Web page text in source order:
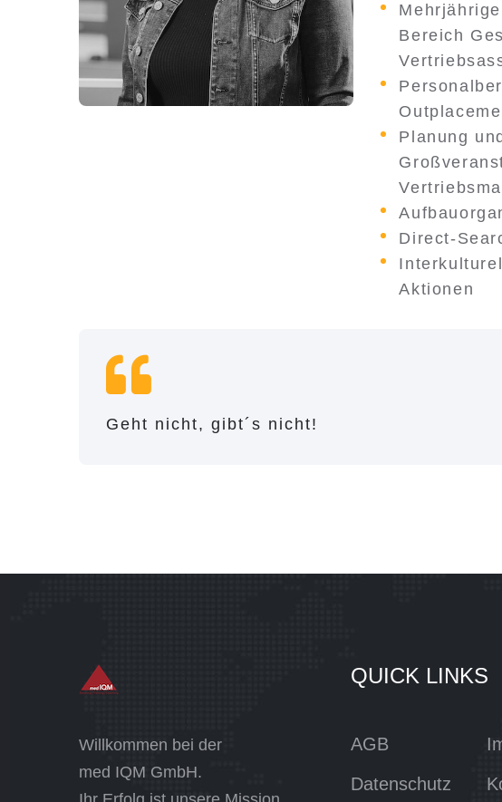
Bereich
Planung
Direct-
Aktionen
Geht nicht, gibt´s nicht!
Willkommen bei der
med IQM GmbH.
QUICK LINKS
AGB
Datenschutz